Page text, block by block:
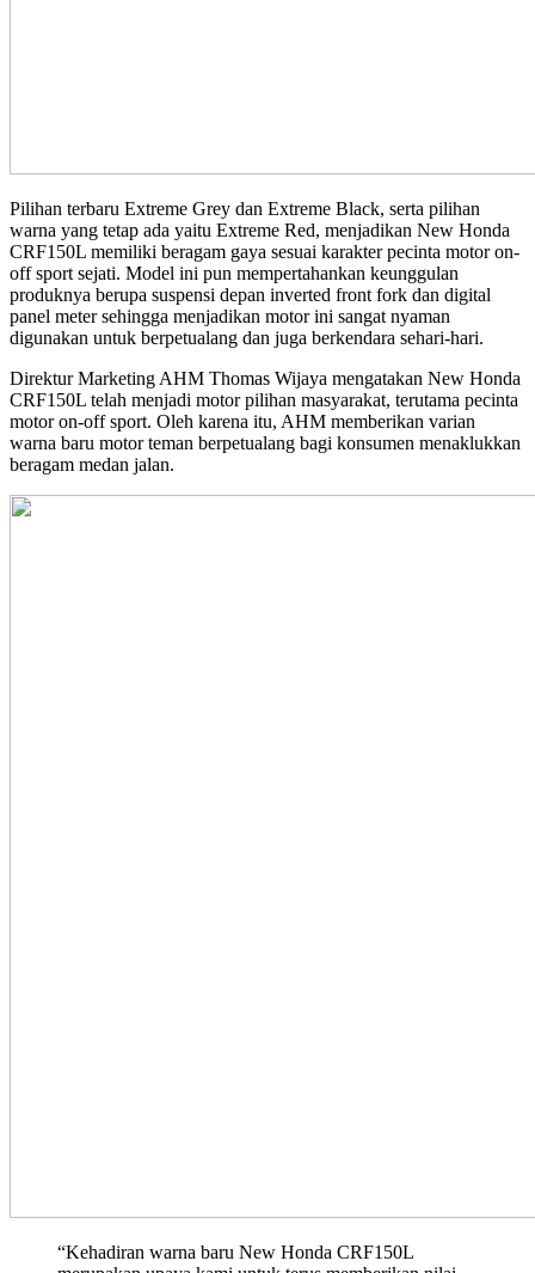
Pilihan terbaru Extreme Grey dan Extreme Black, serta pilihan
warna yang tetap ada yaitu Extreme Red, menjadikan New Honda
CRF150L memiliki beragam gaya sesuai karakter pecinta motor on-
off sport sejati. Model ini pun mempertahankan keunggulan
produknya berupa suspensi depan inverted front fork dan digital
panel meter sehingga menjadikan motor ini sangat nyaman
digunakan untuk berpetualang dan juga berkendara sehari-hari.
Direktur Marketing AHM Thomas Wijaya mengatakan New Honda
CRF150L telah menjadi motor pilihan masyarakat, terutama pecinta
motor on-off sport. Oleh karena itu, AHM memberikan varian
warna baru motor teman berpetualang bagi konsumen menaklukkan
beragam medan jalan.
“Kehadiran warna baru New Honda CRF150L